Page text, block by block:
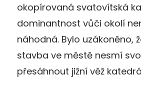
okopírovaná svatovítská
dominantnost vůči okolí
náhodná. Bylo uzákoněno,
stavba ve městě nesmí
přesáhnout jižní věž